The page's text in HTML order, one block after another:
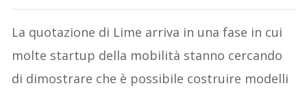
La quotazione di Lime arriva in una fase in cui
molte startup della mobilità stanno cercando
di dimostrare che è possibile costruire modelli